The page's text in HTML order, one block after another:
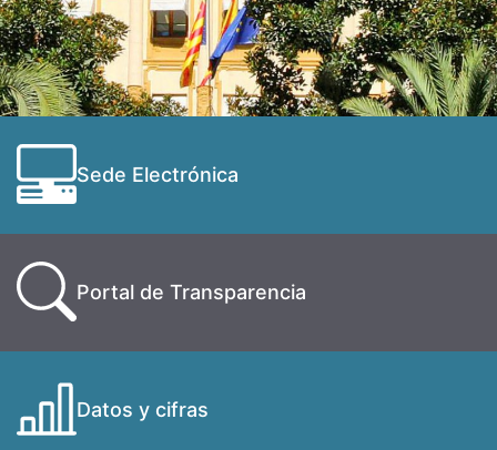
Sede Electrónica
Portal de Transparencia
Datos y cifras